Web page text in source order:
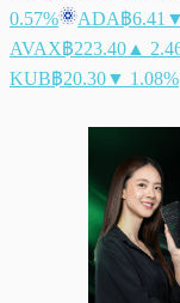
0.57%
ADA฿6.41
AVAX฿223.40 ▲
KUB฿20.30▼ 1.08%